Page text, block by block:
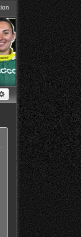
Recherche avancée